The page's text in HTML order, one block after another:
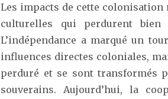
Les impacts de cette
culturelles qui perdurent
L’indépendance a marqué un
influences directes coloniales,
perduré et se sont transformés
souverains. Aujourd’hui, la